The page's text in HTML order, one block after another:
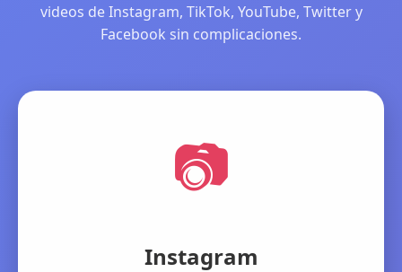
videos de Instagram, TikTok, YouTube, Twitter y
Facebook sin complicaciones.
📷
Instagram